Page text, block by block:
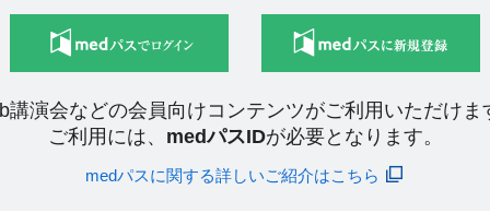
講演会などの会員向けコンテンツがご利用いただけま
ご利用には、 medパスIDが必要となります。
medパスに関する詳しいご紹介はこちら